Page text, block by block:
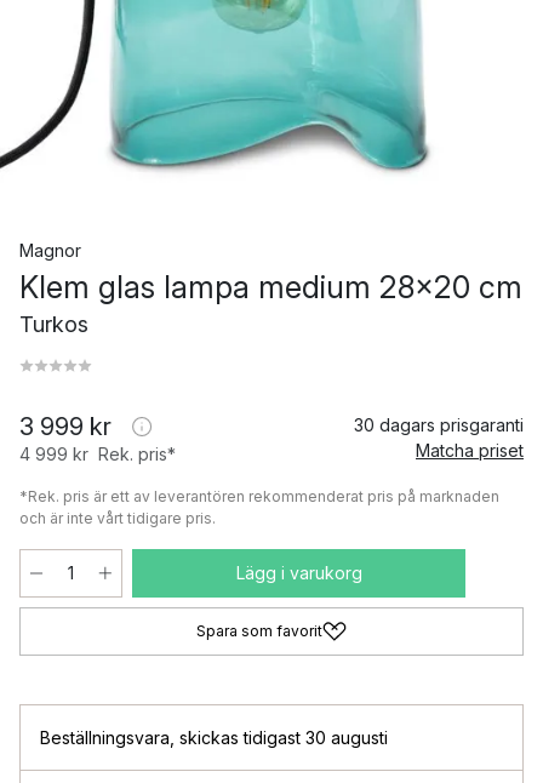
Magnor
Klem glas lampa medium 28x20 cm
Turkos
3 999 kr
4 999 kr Rek. pris*
30 dagars prisgaranti
Matcha priset
*Rek. pris är ett av leverantören rekommenderat pris på marknaden
och är inte vårt tidigare pris.
Lägg i varukorg
Spara som favorit
Beställningsvara skickas tidigast 30 augusti